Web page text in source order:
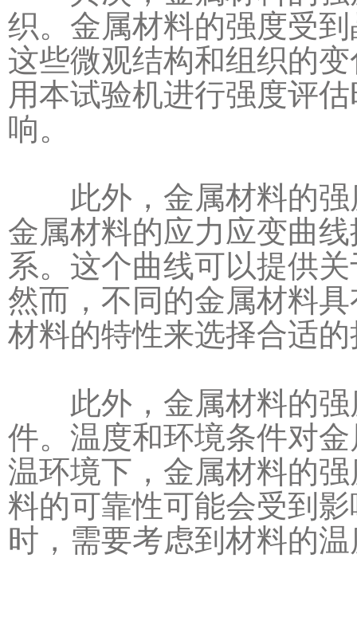
织。金属材料的强度受
这些微观结构和组织的
用本试验机进行强度评
响。
此外，金属材料的强
金属材料的应力应变曲
系。这个曲线可以提供
然而，不同的金属材料
材料的特性来选择合适
此外，金属材料的强
件。温度和环境条件对
温环境下，金属材料的
料的可靠性可能会受到
时，需要考虑到材料的